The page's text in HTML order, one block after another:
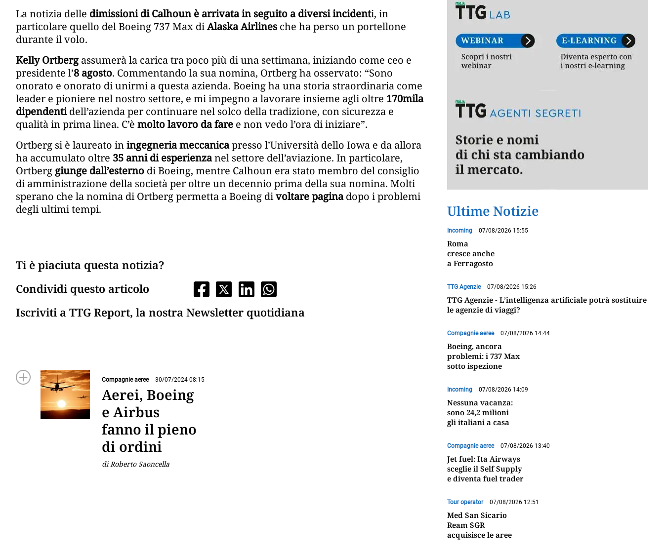
La notizia delle dimissioni di Calhoun è arrivata in seguito a diversi incidenti, in
particolare quello del Boeing 737 Max diAlaska Airlines che ha perso un portellone
durante il volo.
Kelly Ortbergassumerà la carica tra poco più di una settimana, iniziando come ceo e
presidente l’8 agosto. Commentando la sua nomina, Ortberg ha osservato: “Sono
onorato e onorato di unirmi a questa azienda. Boeing ha una storia straordinaria come
leader e pioniere nel nostro settore, e mi impegno a lavorare insieme agli oltre 170mila
dipendentidell’azienda per continuare nel solco della tradizione, con sicurezza e
qualità in prima linea. C’è molto lavoro da fare e non vedo l’ora di iniziare”.
Ortberg si è laureato iningegneria meccanicapresso l’Università dello Iowa e da allora
ha accumulato oltre 35 anni di esperienzanel settore dell’aviazione. In particolare,
Ortberg giunge dall’esterno di Boeing, mentre Calhoun era stato membro del consiglio
di amministrazione della società per oltre un decennio prima della sua nomina. Molti
sperano che la nomina di Ortberg permetta a Boeing divoltare paginadopo i problemi
degli ultimi tempi.
Ti è piaciuta questa notizia?
Condividi questo articolo
Iscriviti a TTG Report, la nostra Newsletter quotidiana
Compagnie aeree 30/07/2024 08:15
Aerei, Boeing
e Airbus
fanno il pieno
di ordini
di Roberto Saoncella
Ultime Notizie
Incoming 07/08/2026 15:55
Roma
cresce anche
a Ferragosto
TTG Agenzie 07/08/2026 15:26
TTG Agenzie - L’intelligenza artificiale potrà sostituire
le agenzie di viaggi?
Compagnie aeree 07/08/2026 14:44
Boeing, ancora
problemi: i 737 Max
sotto ispezione
Incoming 07/08/2026 14:09
Nessuna vacanza:
sono 24,2 milioni
gli italiani a casa
Compagnie aeree 07/08/2026 13:40
Jet fuel: Ita Airways
sceglie il Self Supply
e diventa fuel trader
Tour operator 07/08/2026 12:51
Med San Sicario
Ream SGR
acquisisce le aree